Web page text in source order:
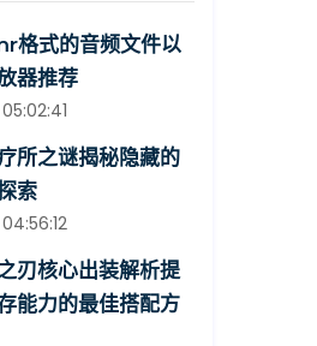
格式的音频文件以
器推荐
所之谜揭秘隐藏的
索
刃核心出装解析提
能力的最佳搭配方